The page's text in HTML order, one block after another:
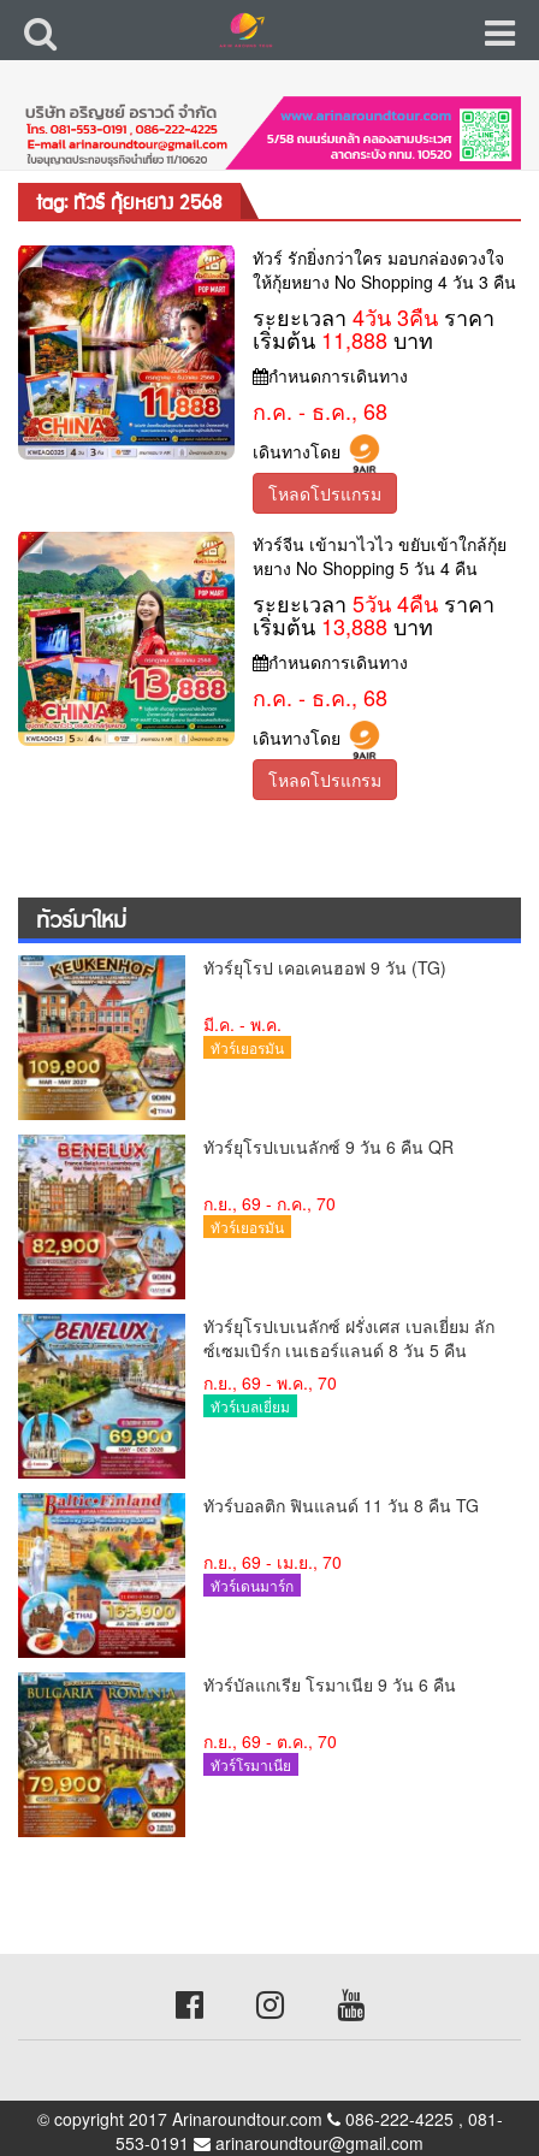
tag: ทัวร์ กุ้ยหยาง 2568
ทัวร์ รักยิ่งกว่าใคร มอบกล่องดวงใจ
ให้กุ้ยหยาง No Shopping 4 วัน 3 คืน
ระยะเวลา4วัน 3คืน ราคา
เริ่มต้น 11,888บาท
กำหนดการเดินทาง
ก.ค. - ธ.ค., 68
เดินทางโดย
โหลดโปรแกรม
ทัวร์จีน เข้ามาไวไว ขยับเข้าใกล้กุ้ย
หยาง No Shopping 5 วัน 4 คืน
ระยะเวลา5วัน 4คืน ราคา
เริ่มต้น 13,888บาท
กำหนดการเดินทาง
ก.ค. - ธ.ค., 68
เดินทางโดย
โหลดโปรแกรม
ทัวร์มาใหม่
ทัวร์ยุโรป เคอเคนฮอฟ 9 วัน (TG)
มี.ค. - พ.ค.
ทัวร์เยอรมัน
ทัวร์ยุโรปเบเนลักซ์ 9 วัน 6 คืน QR
ก.ย., 69 - ก.ค., 70
ทัวร์เยอรมัน
ทัวร์ยุโรปเบเนลักซ์ ฝรั่งเศส เบลเยี่ยม ลัก
ซ์เซมเบิร์ก เนเธอร์แลนด์ 8 วัน 5 คืน
ก.ย., 69 - พ.ค., 70
ทัวร์เบลเยี่ยม
ทัวร์บอลติก ฟินแลนด์ 11 วัน 8 คืน TG
ก.ย., 69 - เม.ย., 70
ทัวร์เดนมาร์ก
ทัวร์บัลแกเรีย โรมาเนีย 9 วัน 6 คืน
ก.ย., 69 - ต.ค., 70
ทัวร์โรมาเนีย
© copyright 2017 Arinaroundtour.com
086-222-4225 , 081-
553-0191
arinaroundtour@gmail.com